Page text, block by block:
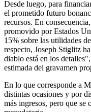
Desde luego, para
el prometido futuro
recursos. En
promovido por Estados
15% sobre las utilidades
respecto, Joseph Stiglitz
diablo está en los
estimada del gravamen
En lo que corresponde a
distintas ocasiones y por
más ingresos, pero que se